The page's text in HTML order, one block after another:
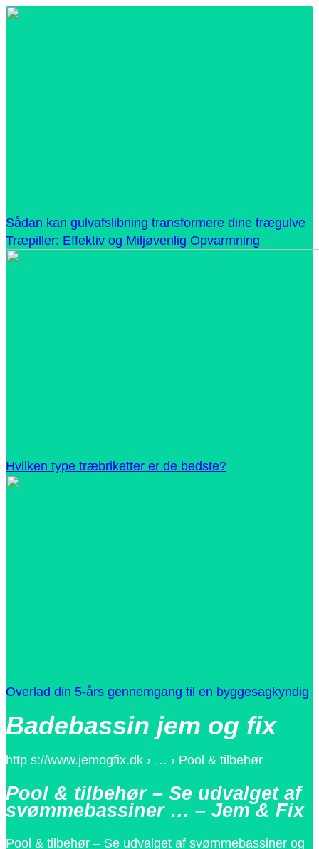
Sådan kan gulvafslibning transformere dine trægulve
Træpiller: Effektiv og Miljøvenlig Opvarmning
Hvilken type træbriketter er de bedste?
Overlad din 5-års gennemgang til en byggesagkyndig
Badebassin jem og fix
http s://www.jemogfix.dk › … › Pool & tilbehør
Pool & tilbehør – Se udvalget af
svømmebassiner … – Jem & Fix
Pool & tilbehør – Se udvalget af svømmebassiner og